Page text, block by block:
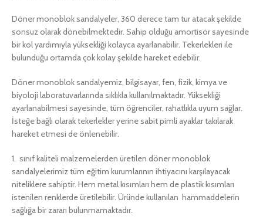
Döner monoblok sandalyeler, 360 derece tam tur atacak şekilde
sonsuz olarak dönebilmektedir. Sahip olduğu amortisör sayesinde
bir kol yardımıyla yüksekliği kolayca ayarlanabilir. Tekerlekleri ile
bulunduğu ortamda çok kolay şekilde hareket edebilir.
Döner monoblok sandalyemiz, bilgisayar, fen, fizik, kimya ve
biyoloji laboratuvarlarında sıklıkla kullanılmaktadır. Yüksekliği
ayarlanabilmesi sayesinde, tüm öğrenciler, rahatlıkla uyum sağlar.
İsteğe bağlı olarak tekerlekler yerine sabit pimli ayaklar takılarak
hareket etmesi de önlenebilir.
1. sınıf kaliteli malzemelerden üretilen döner monoblok
sandalyelerimiz tüm eğitim kurumlarının ihtiyacını karşılayacak
niteliklere sahiptir. Hem metal kısımları hem de plastik kısımları
istenilen renklerde üretilebilir. Üründe kullanılan hammaddelerin
sağlığa bir zararı bulunmamaktadır.